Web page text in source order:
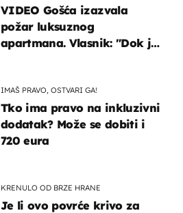
VIDEO Gošća izazvala
požar luksuznog
apartmana. Vlasnik: "Dok je
IMAŠ PRAVO, OSTVARI GA!
Tko ima pravo na inkluzivni
dodatak? Može se dobiti i
720 eura
KRENULO OD BRZE HRANE
Je li ovo povrće krivo za